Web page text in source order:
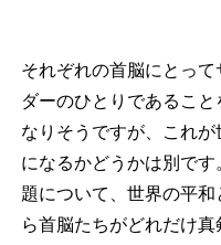
それぞれの首脳にとっ
ダーのひとりであるこ
なりそうですが、これ
になるかどうかは別で
題について、世界の平
ら首脳たちがどれだけ